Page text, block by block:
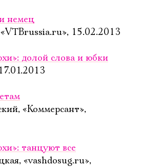
немец
15.02.2013
долой слова и юбки
«Коммерсант»,
танцуют все
«vashdosug.ru»,